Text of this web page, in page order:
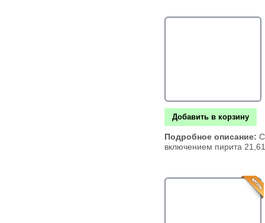
Добавить в корзину
Подробное описание:
включением пирита